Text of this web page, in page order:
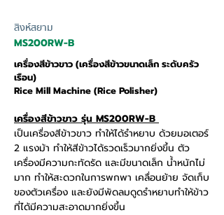
สิงห์สยาม
MS200RW-B
เครื่องสีข้าวขาว (เครื่องสีข้าวขนาดเล็ก ระดับครัว
เรือน)
Rice Mill Machine (Rice Polisher)
เครื่องสีข้าวขาว รุ่น MS200RW-B
เป็นเครื่องสีข้าวขาว ทำให้ได้รำหยาบ ด้วยมอเตอร์
2 แรงม้า ทำให้สีข้าวได้รวดเร็วมากยิ่งขึ้น ตัว
เครื่องมีความกะทัดรัด และมีขนาดเล็ก น้ำหนักไม่
มาก ทำให้สะดวกในการพกพา เคลื่อนย้าย จัดเก็บ
ของตัวเครื่อง และยังมีพัดลมดูดรำหยาบทำให้ข้าว
ที่ได้มีความสะอาดมากยิ่งขึ้น